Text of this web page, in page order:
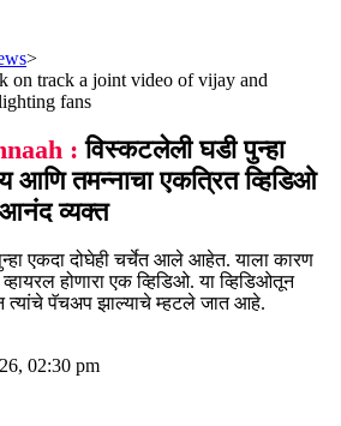
>
on track a joint video of vijay and
fans
: विस्कटलेली घडी पुन्हा
आणि तमन्नाचा एकत्रित व्हिडिओ
आनंद व्यक्त
एकदा दोघेही चर्चेत आले आहेत. याला कारण
होणारा एक व्हिडिओ. या व्हिडिओतून
पॅचअप झाल्याचे म्हटले जात आहे.
02:30 pm